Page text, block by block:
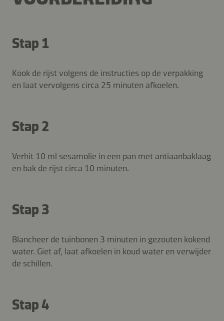
Stap 1
Kook de rijst volgens de instructies op de verpakking
en laat vervolgens circa 25 minuten afkoelen.
Stap 2
Verhit 10 ml sesamolie in een pan met antiaanbaklaag
en bak de rijst circa 10 minuten.
Stap 3
Blancheer de tuinbonen 3 minuten in gezouten kokend
water. Giet af, laat afkoelen in koud water en verwijder
de schillen.
Stap 4